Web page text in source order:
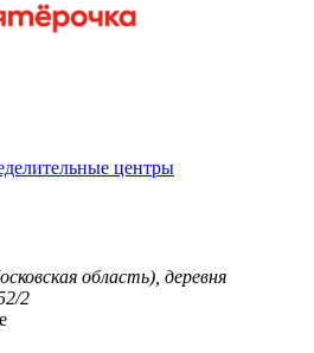
центры
область), деревня
2